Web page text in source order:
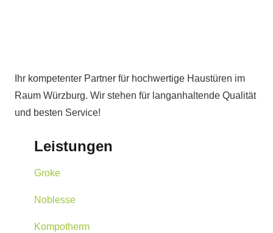
Ihr kompetenter Partner für hochwertige Haustüren im
Raum Würzburg. Wir stehen für langanhaltende Qualität
und besten Service!
Leistungen
Groke
Noblesse
Kompotherm